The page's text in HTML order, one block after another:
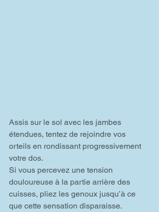
Assis sur le sol avec les jambes
étendues, tentez de rejoindre vos
orteils en rondissant progressivement
votre dos.
Si vous percevez une tension
douloureuse à la partie arrière des
cuisses, pliez les genoux jusqu’à ce
que cette sensation disparaisse.